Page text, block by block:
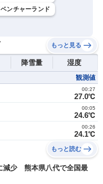
ンチャーランド
もっと見る
降雪量 湿度
観測値
27.0℃
00:27
24.6℃
00:05
24.1℃
00:26
もっと読む
減少 熊本県八代で全国最